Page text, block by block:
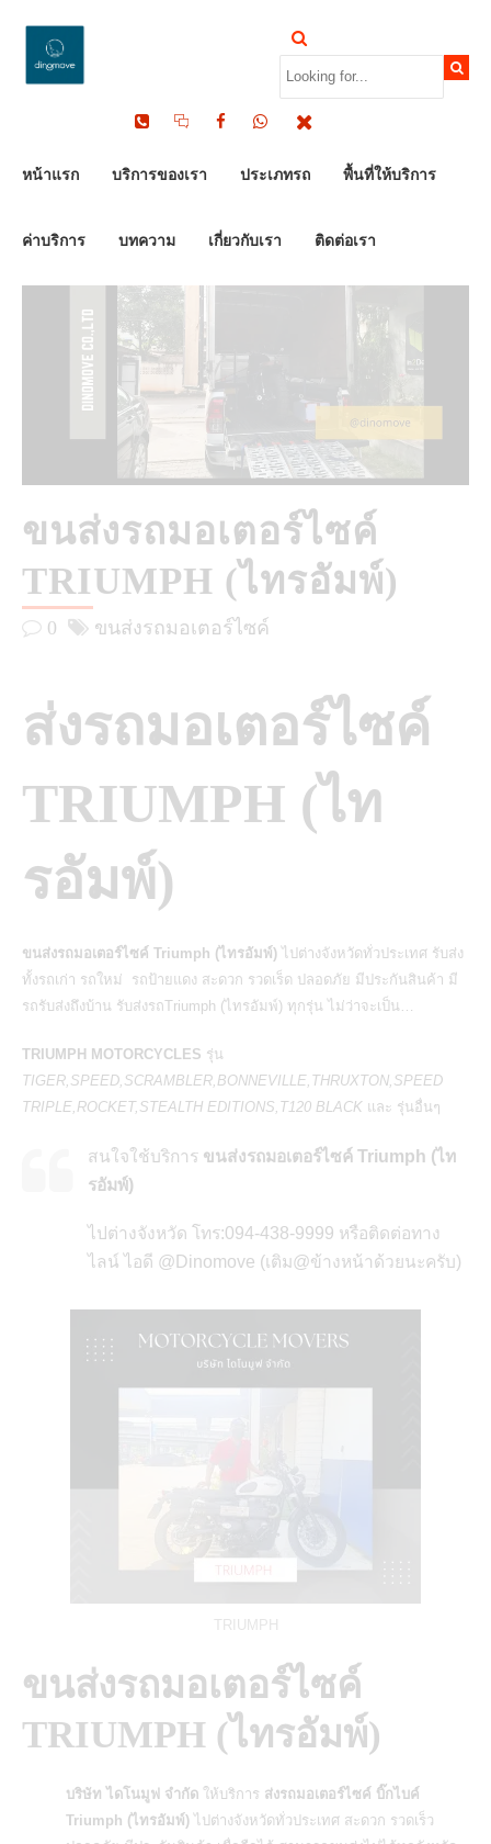
หน้าแรก บริการของเรา ประเภทรถ พื้นที่ให้บริการ
ค่าบริการ บทความ เกี่ยวกับเรา ติดต่อเรา
ขนส่งรถมอเตอร์ไซค์
TRIUMPH (ไทรอัมพ์)
0 ขนส่งรถมอเตอร์ไซค์
ส่งรถมอเตอร์ไซค์
TRIUMPH (ไท
รอัมพ์)
ขนส่งรถมอเตอร์ไซค์ Triumph (ไทรอัมพ์) ไปต่างจังหวัดทั่วประเทศ รับส่ง
ทั้งรถเก่า รถใหม่ รถป้ายแดง สะดวก รวดเร็ด ปลอดภัย มีประกันสินค้า มี
รถรับส่งถึงบ้าน รับส่งรถTriumph (ไทรอัมพ์) ทุกรุ่น ไม่ว่าจะเป็น…
TRIUMPH MOTORCYCLES รุ่น
TIGER,SPEED,SCRAMBLER,BONNEVILLE,THRUXTON,SPEED
TRIPLE,ROCKET,STEALTH EDITIONS,T120 BLACK และ รุ่นอื่นๆ
สนใจใช้บริการ ขนส่งรถมอเตอร์ไซค์ Triumph (ไท
รอัมพ์)
ไปต่างจังหวัด โทร:094-438-9999 หรือติดต่อทาง
ไลน์ ไอดี @Dinomove (เติม@ข้างหน้าด้วยนะครับ)
TRIUMPH
ขนส่งรถมอเตอร์ไซค์
TRIUMPH (ไทรอัมพ์)
บริษัท ไดโนมูฟ จำกัด ให้บริการ ส่งรถมอเตอร์ไซค์ บิ๊กไบค์
Triumph (ไทรอัมพ์) ไปต่างจังหวัดทั่วประเทศ สะดวก รวดเร็ว